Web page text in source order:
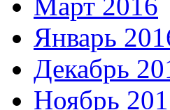
Январь
Декабрь
Ноябрь